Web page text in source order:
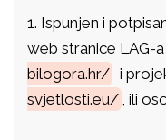
1. Ispunjen i
web stranice LAG-a
bilogora.hr/ i
svjetlosti.eu/ , ili